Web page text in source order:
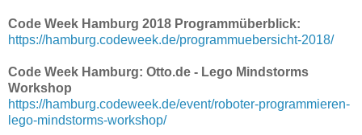
Code Week Hamburg 2018 Programmüberblick:
https://hamburg.codeweek.de/programmuebersicht-2018/
Code Week Hamburg: Otto.de - Lego Mindstorms
Workshop
https://hamburg.codeweek.de/event/roboter-programmieren-
lego-mindstorms-workshop/